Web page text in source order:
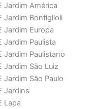
Jardim América
Jardim Bonfiglioli
Jardim Europa
Jardim Paulista
Jardim Paulistano
Jardim São Luiz
Jardim São Paulo
Jardins
Lapa